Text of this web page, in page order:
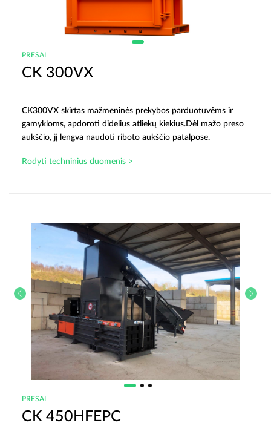
PRESAI
CK 300VX
CK300VX skirtas mažmeninės prekybos parduotuvėms ir
gamykloms, apdoroti didelius atliekų kiekius.Dėl mažo preso
aukščio, jį lengva naudoti riboto aukščio patalpose.
Rodyti techninius duomenis >
PRESAI
CK 450HFEPC